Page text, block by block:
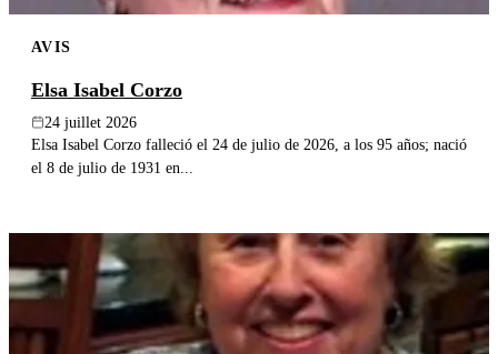
AVIS
Elsa Isabel Corzo
24 juillet 2026
Elsa Isabel Corzo falleció el 24 de julio de 2026, a los 95 años; nació
el 8 de julio de 1931 en...